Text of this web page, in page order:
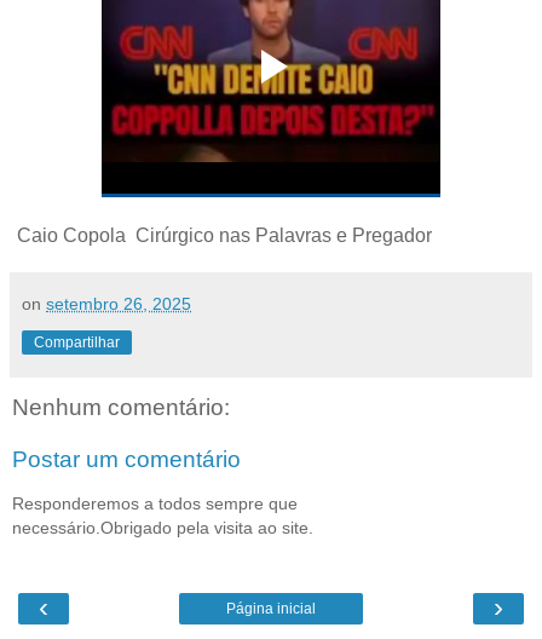
Caio Copola Cirúrgico nas Palavras e Pregador
on setembro 26, 2025
Compartilhar
Nenhum comentário:
Postar um comentário
Responderemos a todos sempre que
necessário.Obrigado pela visita ao site.
‹ ›
Página inicial